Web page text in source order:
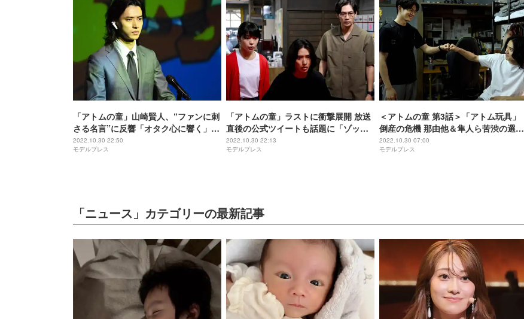
「アトムの童」山崎賢人、“ファンに刺
さる名言”に反響「オタク心に響く」
「どの界隈にも当てはまる」
2022.10.30 22:50
モデルプレス
「アトムの童」ラストに衝撃展開 放送
直後の公式ツイートも話題に「ゾッと
する」
2022.10.30 22:13
モデルプレス
＜アトムの童 第3話＞「アトム玩具」
倒産の危機 那由他＆隼人ら苦渋の選択
迫られる
2022.10.30 07:00
モデルプレス
「ニュース」カテゴリーの最新記事